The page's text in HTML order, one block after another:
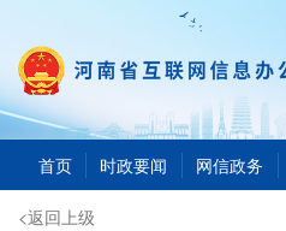
首页 时政要闻 网信政务
<返回上级